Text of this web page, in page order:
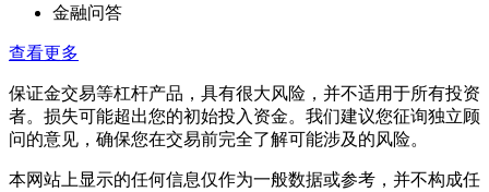
金融问答
查看更多
保证金交易等杠杆产品，具有很大风险，并不适用于所有投资
者。损失可能超出您的初始投入资金。我们建议您征询独立顾
问的意见，确保您在交易前完全了解可能涉及的风险。
本网站上显示的任何信息仅作为一般数据或参考，并不构成任